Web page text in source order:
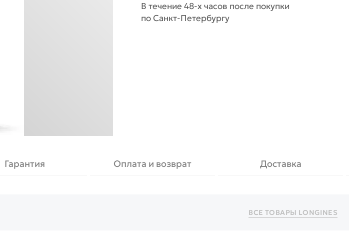
В течение 48-х часов после покупки
по Санкт-Петербургу
Гарантия Оплата и возврат Доставка
ВСЕ ТОВАРЫ LONGINES